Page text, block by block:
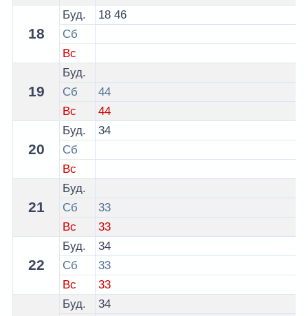
18
Буд. 18 46
Сб
Вс
19
Буд.
Сб
44
Вс
44
20
Буд.
34
Сб
Вс
21
Буд.
Сб
33
Вс
33
22
Буд.
34
Сб
33
Вс
33
Буд. 34